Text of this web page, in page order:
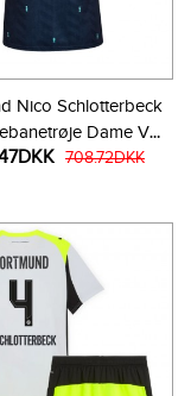
Nico Schlotterbeck
Dame VM
Kortærmet
708.72DKK